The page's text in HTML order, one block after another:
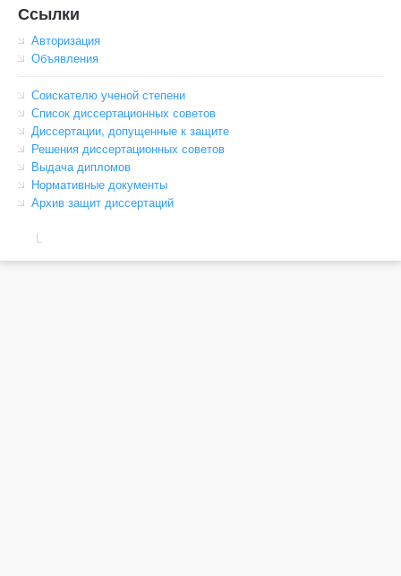
Ссылки
Авторизация
Объявления
Соискателю ученой степени
Список диссертационных советов
Диссертации, допущенные к защите
Решения диссертационных советов
Выдача дипломов
Нормативные документы
Архив защит диссертаций
L